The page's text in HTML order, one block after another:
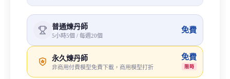
普通煉丹師
5小時5個 / 每週20個
免費
永久煉丹師
非商用付費模型免費下載，商用模型打折
免費
限時